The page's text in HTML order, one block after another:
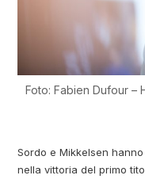
Foto: Fabien Dufour –
Sordo e Mikkelsen
nella vittoria del primo